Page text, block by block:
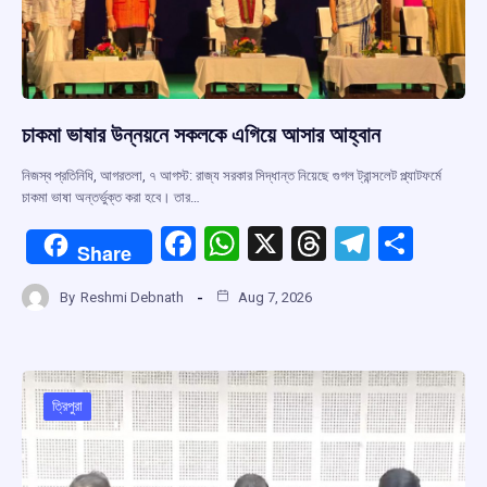
চাকমা ভাষার উন্নয়নে সকলকে এগিয়ে আসার আহ্বান
নিজস্ব প্রতিনিধি, আগরতলা, ৭ আগস্ট: রাজ্য সরকার সিদ্ধান্ত নিয়েছে গুগল ট্রান্সলেট প্ল্যাটফর্মে
চাকমা ভাষা অন্তর্ভুক্ত করা হবে। তার…
Share
F
ce
o
o
k
W
at
A
p
p
X
T
d
s
T
a
m
By Reshmi Debnath Aug 7, 2026
ত্রিপুরা